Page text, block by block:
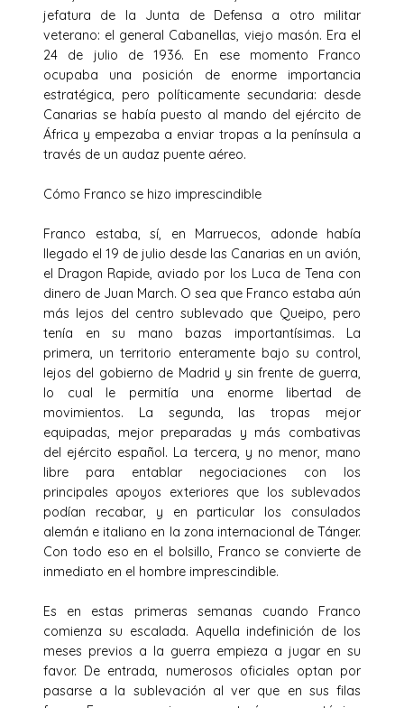
jefatura de la Junta de Defensa a otro militar
veterano: el general Cabanellas, viejo masón. Era el
24 de julio de 1936. En ese momento Franco
ocupaba una posición de enorme importancia
estratégica, pero políticamente secundaria: desde
Canarias se había puesto al mando del ejército de
África y empezaba a enviar tropas a la península a
través de un audaz puente aéreo.
Cómo Franco se hizo imprescindible
Franco estaba, sí, en Marruecos, adonde había
llegado el 19 de julio desde las Canarias en un avión,
el Dragon Rapide, aviado por los Luca de Tena con
dinero de Juan March. O sea que Franco estaba aún
más lejos del centro sublevado que Queipo, pero
tenía en su mano bazas importantísimas. La
primera, un territorio enteramente bajo su control,
lejos del gobierno de Madrid y sin frente de guerra,
lo cual le permitía una enorme libertad de
movimientos. La segunda, las tropas mejor
equipadas, mejor preparadas y más combativas
del ejército español. La tercera, y no menor, mano
libre para entablar negociaciones con los
principales apoyos exteriores que los sublevados
podían recabar, y en particular los consulados
alemán e italiano en la zona internacional de Tánger.
Con todo eso en el bolsillo, Franco se convierte de
inmediato en el hombre imprescindible.
Es en estas primeras semanas cuando Franco
comienza su escalada. Aquella indefinición de los
meses previos a la guerra empieza a jugar en su
favor. De entrada, numerosos oficiales optan por
pasarse a la sublevación al ver que en sus filas